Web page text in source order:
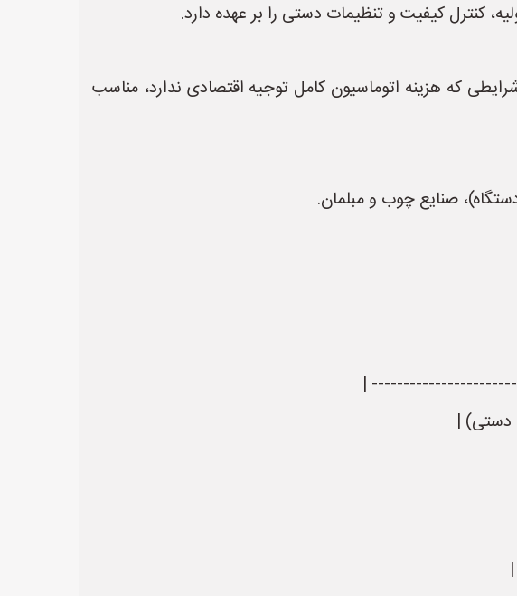
کنترل کیفیت و تنظیمات دستی را بر عهده دارد.
که هزینه اتوماسیون کامل توجیه اقتصادی ندارد، مناسب
صنایع چوب و مبلمان.
| ------------- |
دستی) |